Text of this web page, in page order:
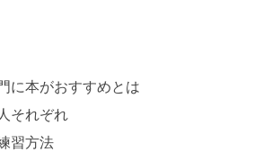
に本がおすすめとは
それぞれ
習方法